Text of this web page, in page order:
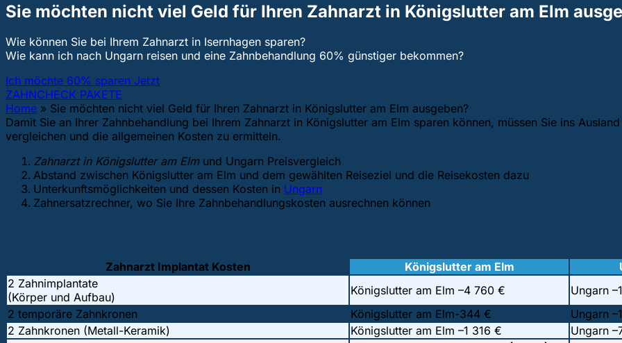
Sie möchten nicht viel Geld für Ihren Zahnarzt in Königslutter am Elm
Wie können Sie bei Ihrem Zahnarzt in Isernhagen sparen?
Wie kann ich nach Ungarn reisen und eine Zahnbehandlung 60% günstiger bekommen?
Ich möchte 60% sparen Jetzt
ZAHNCHECK PAKETE
Home » Sie möchten nicht viel Geld für Ihren Zahnarzt in Königslutter am Elm ausgeben?
Damit Sie an Ihrer Zahnbehandlung bei Ihrem Zahnarzt in Königslutter am Elm sparen können, müssen Sie ins
vergleichen und die allgemeinen Kosten zu ermitteln.
Zahnarzt in Königslutter am Elmund Ungarn Preisvergleich
Abstand zwischen Königslutter am Elm und dem gewählten Reiseziel und die Reisekosten dazu
Unterkunftsmöglichkeiten und dessen Kosten in Ungarn
Zahnersatzrechner, wo Sie Ihre Zahnbehandlungskosten ausrechnen können
Zahnarzt Implantat Kosten Königslutter am Elm
2 Zahnimplantate
(Körper und Aufbau)
Königslutter am Elm –4 760 € Ungarn –
2 temporäre Zahnkronen
Königslutter am Elm-344 € Ungarn –
2 Zahnkronen (Metall-Keramik)
Königslutter am Elm –1 316 € Ungarn –